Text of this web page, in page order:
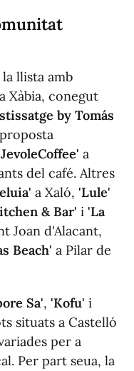
llista amb
a Xàbia, conegut
by Tomás
a
del café. Altres
a Xaló, 'Lule'
& Bar' i 'La
Joan d'Alacant,
Beach' a Pilar de
Sa', 'Kofu' i
situats a Castelló
per a
Per part seua, la